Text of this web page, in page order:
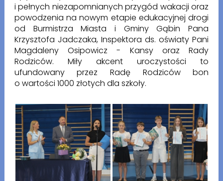
i pełnych niezapomnianych przygód wakacji oraz
powodzenia na nowym etapie edukacyjnej drogi
od Burmistrza Miasta i Gminy Gąbin Pana
Krzysztofa Jadczaka, Inspektora ds. oświaty Pani
Magdaleny Osipowicz - Kansy oraz Rady
Rodziców. Miły akcent uroczystości to
ufundowany przez Radę Rodziców bon
o wartości 1000 złotych dla szkoły.